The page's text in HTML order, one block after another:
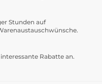
Stunden auf
Rabatte an.